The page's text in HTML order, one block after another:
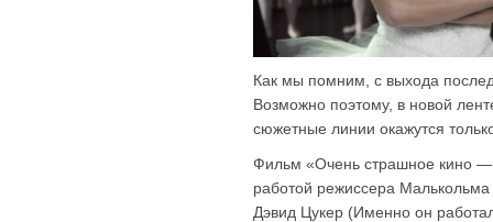
Как мы помним, с выхода
Возможно поэтому, в новой
сюжетные линии окажутся
Фильм «Очень страшное кино —
работой режиссера Малькольма
Дэвид Цукер (Именно он